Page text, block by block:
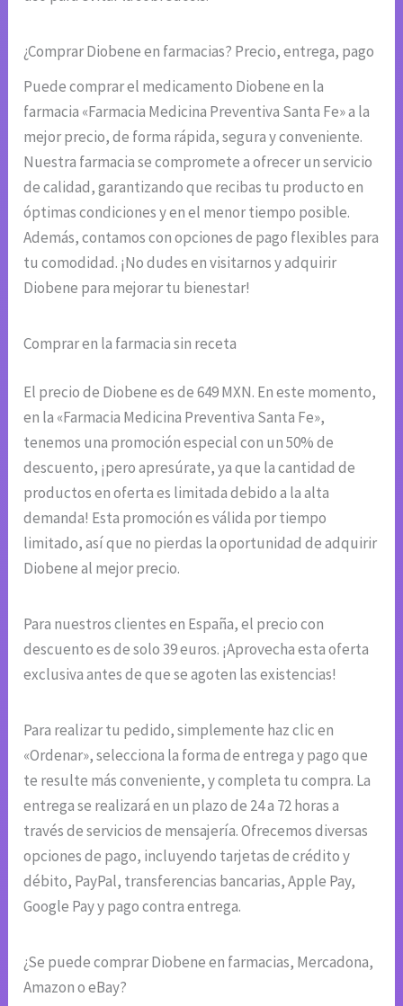
¿Comprar Diobene en farmacias? Precio, entrega, pago
Puede comprar el medicamento Diobene en la
farmacia «Farmacia Medicina Preventiva Santa Fe» a la
mejor precio, de forma rápida, segura y conveniente.
Nuestra farmacia se compromete a ofrecer un servicio
de calidad, garantizando que recibas tu producto en
óptimas condiciones y en el menor tiempo posible.
Además, contamos con opciones de pago flexibles para
tu comodidad. ¡No dudes en visitarnos y adquirir
Diobene para mejorar tu bienestar!
Comprar en la farmacia sin receta
El precio de Diobene es de 649 MXN. En este momento,
en la «Farmacia Medicina Preventiva Santa Fe»,
tenemos una promoción especial con un 50% de
descuento, ¡pero apresúrate, ya que la cantidad de
productos en oferta es limitada debido a la alta
demanda! Esta promoción es válida por tiempo
limitado, así que no pierdas la oportunidad de adquirir
Diobene al mejor precio.
Para nuestros clientes en España, el precio con
descuento es de solo 39 euros. ¡Aprovecha esta oferta
exclusiva antes de que se agoten las existencias!
Para realizar tu pedido, simplemente haz clic en
«Ordenar», selecciona la forma de entrega y pago que
te resulte más conveniente, y completa tu compra. La
entrega se realizará en un plazo de 24 a 72 horas a
través de servicios de mensajería. Ofrecemos diversas
opciones de pago, incluyendo tarjetas de crédito y
débito, PayPal, transferencias bancarias, Apple Pay,
Google Pay y pago contra entrega.
¿Se puede comprar Diobene en farmacias, Mercadona,
Amazon o eBay?